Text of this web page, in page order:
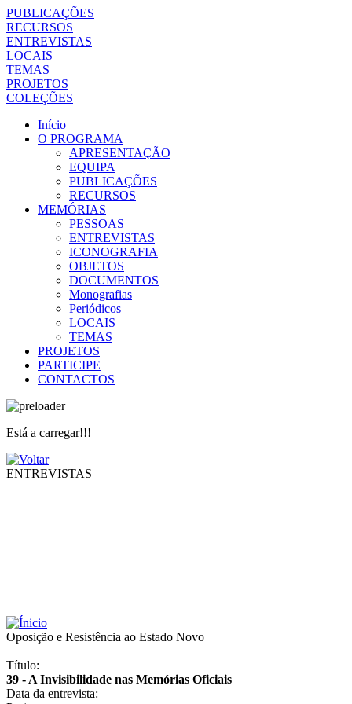
PUBLICAÇÕES
RECURSOS
ENTREVISTAS
LOCAIS
TEMAS
PROJETOS
COLEÇÕES
Início
O PROGRAMA
APRESENTAÇÃO
EQUIPA
PUBLICAÇÕES
RECURSOS
MEMÓRIAS
PESSOAS
ENTREVISTAS
ICONOGRAFIA
OBJETOS
DOCUMENTOS
Monografias
Periódicos
LOCAIS
TEMAS
PROJETOS
PARTICIPE
CONTACTOS
Está a carregar!!!
ENTREVISTAS
Oposição e Resistência ao Estado Novo
Título:
39 - A Invisibilidade nas Memórias Oficiais
Data da entrevista: